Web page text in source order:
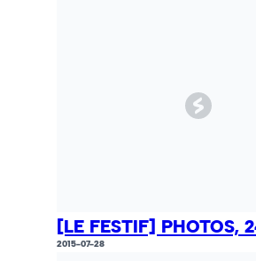
[LE FESTIF] PHOTOS,
2015-07-28